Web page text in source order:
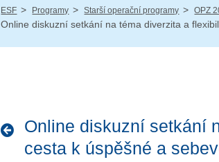
ESF / Programy / Starší operační programy / OPZ
Online diskuzní setkání na téma diverzita a
Online diskuzní setkání
cesta k úspěšné a